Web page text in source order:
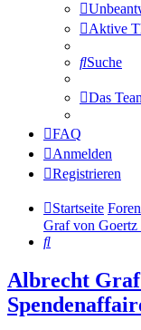
Aktive
Suche
Das
FAQ
Anmelden
Registrieren
Startseite
Graf von Goertz
Suche
Albrecht